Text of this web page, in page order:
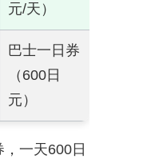
元/天）
巴士一日券
（600日
元）
一天600日